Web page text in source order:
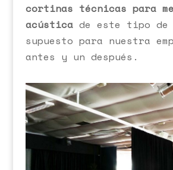
cortinas técnicas para
acústicade este tipo de
supuesto para nuestra
antes y un después.